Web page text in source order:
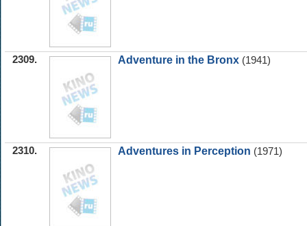
2309. Adventure in the Bronx (1941)
2310. Adventures in Perception (1971)